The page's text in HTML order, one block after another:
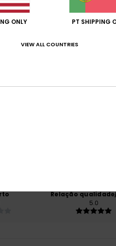
Relação
5.0
ONLY PT SHIPPING
VIEW ALL COUNTRIES